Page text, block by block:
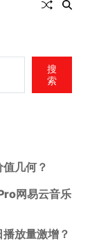
搜
索
几何？
网易云音乐
放量激增？